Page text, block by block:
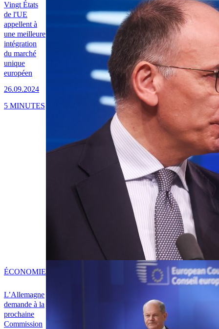
Vingt États
de l'UE
appellent à
une meilleure
intégration
du marché
unique
européen
26.09.2024
5 MINUTES
L’Allemagne
demande à la
prochaine
Commission
ÉCONOMIE